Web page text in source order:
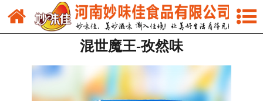
网站首页
关于我们
新闻中心
混世魔王-孜然味